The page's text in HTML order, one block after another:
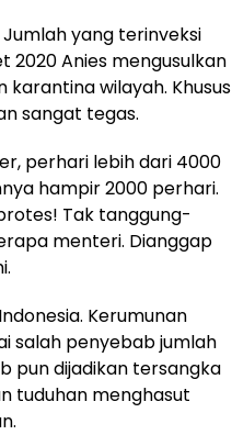
yang terinveksi
2020 Anies mengusulkan
wilayah. Khusus
sangat tegas.
perhari lebih dari 4000
hampir 2000 perhari.
Tak tanggung-
menteri. Dianggap
Kerumunan
salah penyebab jumlah
pun dijadikan tersangka
tuduhan menghasut